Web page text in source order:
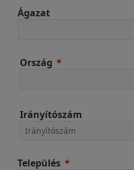
Ágazat
Ország
Irányítószám
Település